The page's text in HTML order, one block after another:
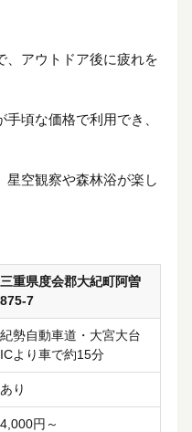
、アウトドア後に疲れを
頃な価格で利用でき、
星空観察や森林浴が楽し
三重県度会郡大紀町阿曽
875-7
紀勢自動車道・大宮大台
ICより車で約15分
あり
4,000円～